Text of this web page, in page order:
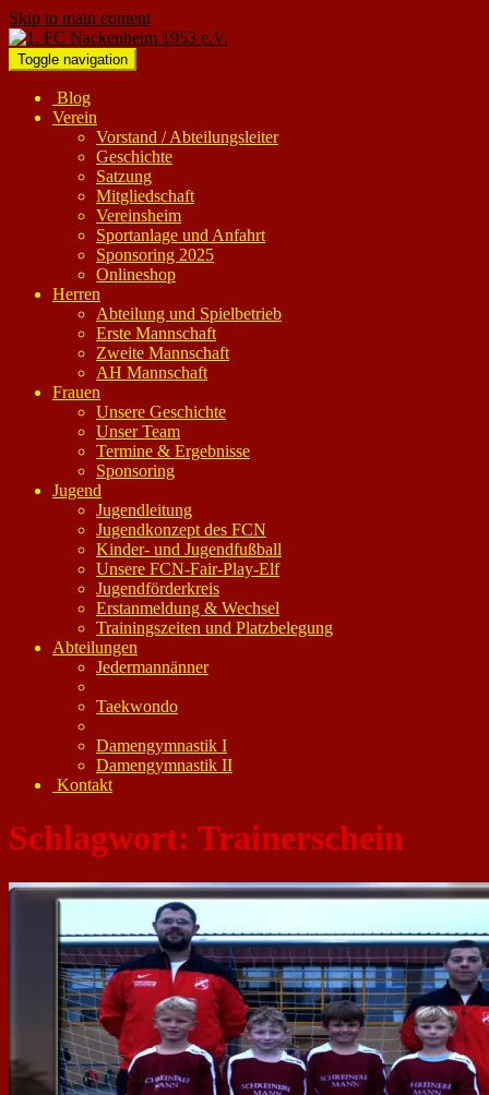
Skip to main content
Toggle navigation
Blog
Verein
Vorstand / Abteilungsleiter
Geschichte
Satzung
Mitgliedschaft
Vereinsheim
Sportanlage und Anfahrt
Sponsoring 2025
Onlineshop
Herren
Abteilung und Spielbetrieb
Erste Mannschaft
Zweite Mannschaft
AH Mannschaft
Frauen
Unsere Geschichte
Unser Team
Termine & Ergebnisse
Sponsoring
Jugend
Jugendleitung
Jugendkonzept des FCN
Kinder- und Jugendfußball
Unsere FCN-Fair-Play-Elf
Jugendförderkreis
Erstanmeldung & Wechsel
Trainingszeiten und Platzbelegung
Abteilungen
Jedermannänner
Taekwondo
Damengymnastik I
Damengymnastik II
Kontakt
Schlagwort: Trainerschein